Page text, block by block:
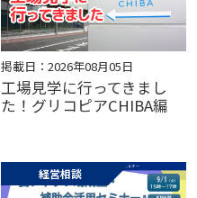
掲載日：2026年08月05日
工場見学に行ってきまし
た！グリコピアCHIBA編
経営相談